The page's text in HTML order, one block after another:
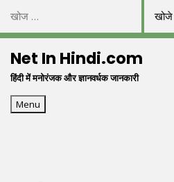
निम्न
को
खोजें:Net In Hindi.com
हिंदी में मनोरंजक और ज्ञानवर्धक जानकारी
Menu